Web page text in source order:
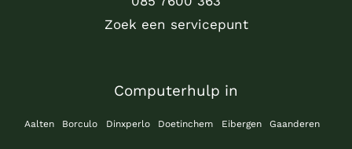
Zoek een servicepunt
Computerhulp in
Aalten Borculo Dinxperlo Doetinchem Eibergen Gaanderen